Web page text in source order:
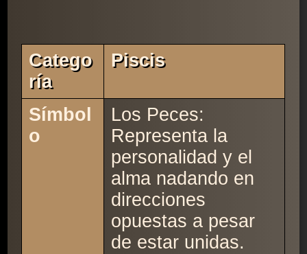
Catego
Ría
Piscis
Símbol
o
Los Peces:
Representa la
personalidad y el
alma nadando en
direcciones
opuestas a pesar
de estar unidas.